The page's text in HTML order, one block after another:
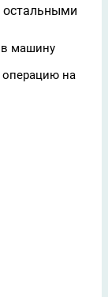
остальными
в машину
операцию на